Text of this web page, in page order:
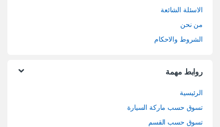
الاسئلة الشائعة
من نحن
الشروط والاحكام
روابط مهمة
الرئيسية
تسوق حسب ماركة السيارة
تسوق حسب القسم